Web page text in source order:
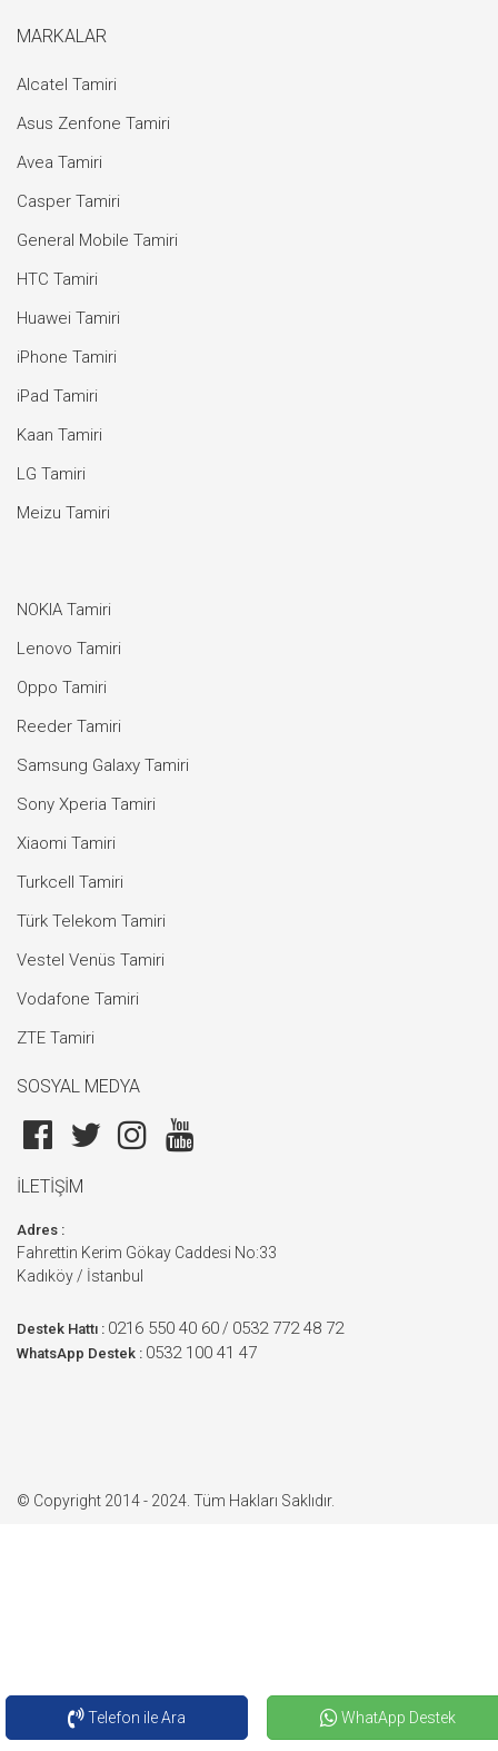
WhatApp Destek
Telefon ile Ara
MARKALAR
Alcatel Tamiri
Asus Zenfone Tamiri
Avea Tamiri
Casper Tamiri
General Mobile Tamiri
HTC Tamiri
Huawei Tamiri
iPhone Tamiri
iPad Tamiri
Kaan Tamiri
LG Tamiri
Meizu Tamiri
NOKIA Tamiri
Lenovo Tamiri
Oppo Tamiri
Reeder Tamiri
Samsung Galaxy Tamiri
Sony Xperia Tamiri
Xiaomi Tamiri
Turkcell Tamiri
Türk Telekom Tamiri
Vestel Venüs Tamiri
Vodafone Tamiri
ZTE Tamiri
SOSYAL MEDYA
İLETİŞİM
Adres :
Fahrettin Kerim Gökay Caddesi No:33
Kadıköy / İstanbul
Destek Hattı : 0216 550 40 60/ 0532 772 48 72
WhatsApp Destek : 0532 100 41 47
© Copyright 2014 - 2024. Tüm Hakları Saklıdır.